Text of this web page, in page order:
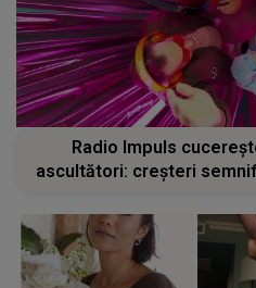
Radio Impuls
ascultători: creșteri